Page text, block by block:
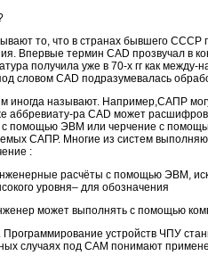
то, что в странах бывшего
Впервые термин СAD прозвучал в
получила уже в 70-х гг как между-
словом CAD подразумевалась
иногда называют. Например,САПР
аббревиату-ра CAD может
с помощью ЭВМ или черчение с
САПР. Многие из систем
:
расчёты с помощью ЭВМ,
уровня– для обозначения
может выполнять с помощью
устройств ЧПУ
случаях под САМ понимают